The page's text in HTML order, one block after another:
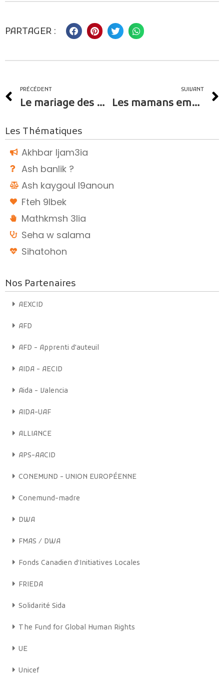
PARTAGER :
PRÉCÉDENT
Le mariage des mineures
SUIVANT
Les mamans employées domestiques
Les Thématiques
Akhbar ljam3ia
Ash banlik ?
Ash kaygoul l9anoun
Fteh 9lbek
Mathkmsh 3lia
Seha w salama
Sihatohon
Nos Partenaires
AEXCID
AFD
AFD - Apprenti d'auteuil
AIDA - AECID
Aida - Valencia
AIDA-UAF
ALLIANCE
APS-AACID
CONEMUND - UNION EUROPÉENNE
Conemund-madre
DWA
FMAS / DWA
Fonds Canadien d’Initiatives Locales
FRIEDA
Solidarité Sida
The Fund for Global Human Rights
UE
Unicef